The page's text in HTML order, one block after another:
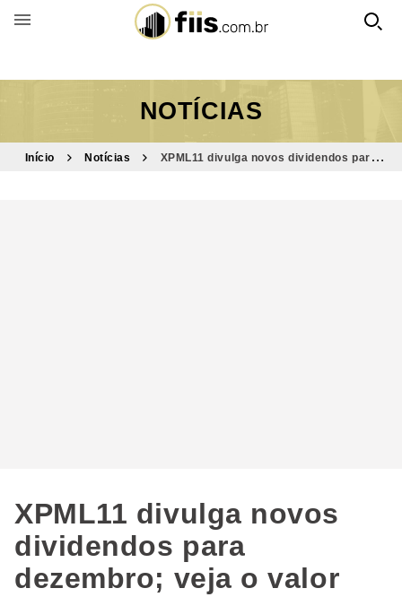
BUSCAR POR FUNDO
NOTÍCIAS
Início Notícias
XPML11 divulga novos dividendos para
XPML11 divulga novos
dividendos para
dezembro; veja o valor